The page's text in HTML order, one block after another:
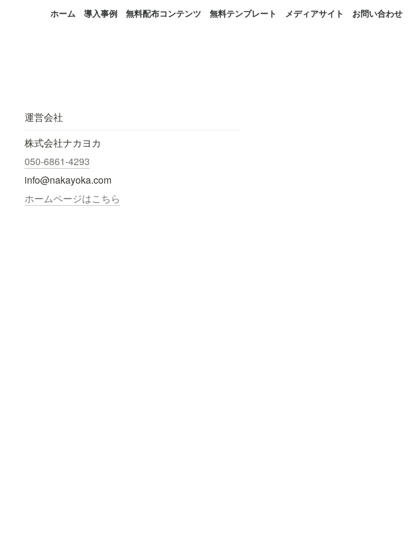
ホーム 導入事例 無料配布コンテンツ 無料テンプレート メディアサイト お問い合わせ
運営会社
株式会社ナカヨカ
050-6861-4293
info@nakayoka.com
ホームページはこちら